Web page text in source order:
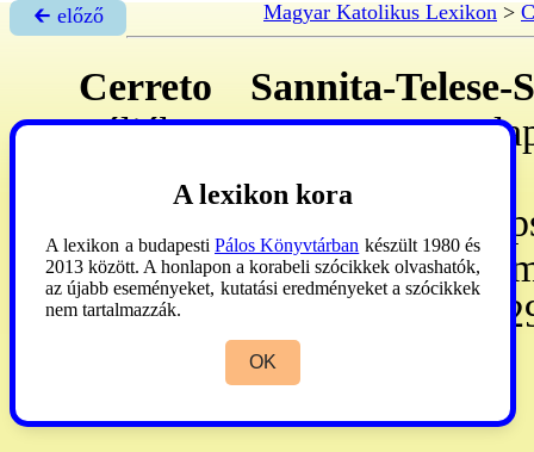
🡰 előző Magyar Katolikus Lexikon > C
Cerreto Sannita-
Itáliában. - Az 5. sz:
Sannita-i ppséggel
de'Goti 10. sz: alapított
Benevento suffr-a. - 572
pb, 57 ep, 32 szp, 29 sz,
1990:141.
A lexikon kora
A lexikon a budapesti Pálos Könyvtárban készült 1980 és
2013 között. A honlapon a korabeli szócikkek olvashatók,
az újabb eseményeket, kutatási eredményeket a szócikkek
nem tartalmazzák.
OK